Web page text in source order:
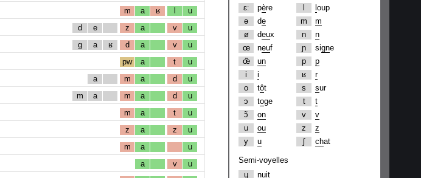
m a ʁ l u
d e z a v u
g a ʁ d a v u
pw a t u
a m a d u
m a m a d u
m a t u
z a z u
m a u
a v u
ɛː
père
ə
de
ø
deux
œ
neuf
œ̃
un
i
i
o
tôt
ɔ
toge
ɔ̃
on
u
ou
y
u
oup
m
m
n
n
ɲ
signe
p
p
ʁ
r
s
sur
t
t
v
v
z
z
ʃ
chat
Semi-voyelles
ɥ
nuit